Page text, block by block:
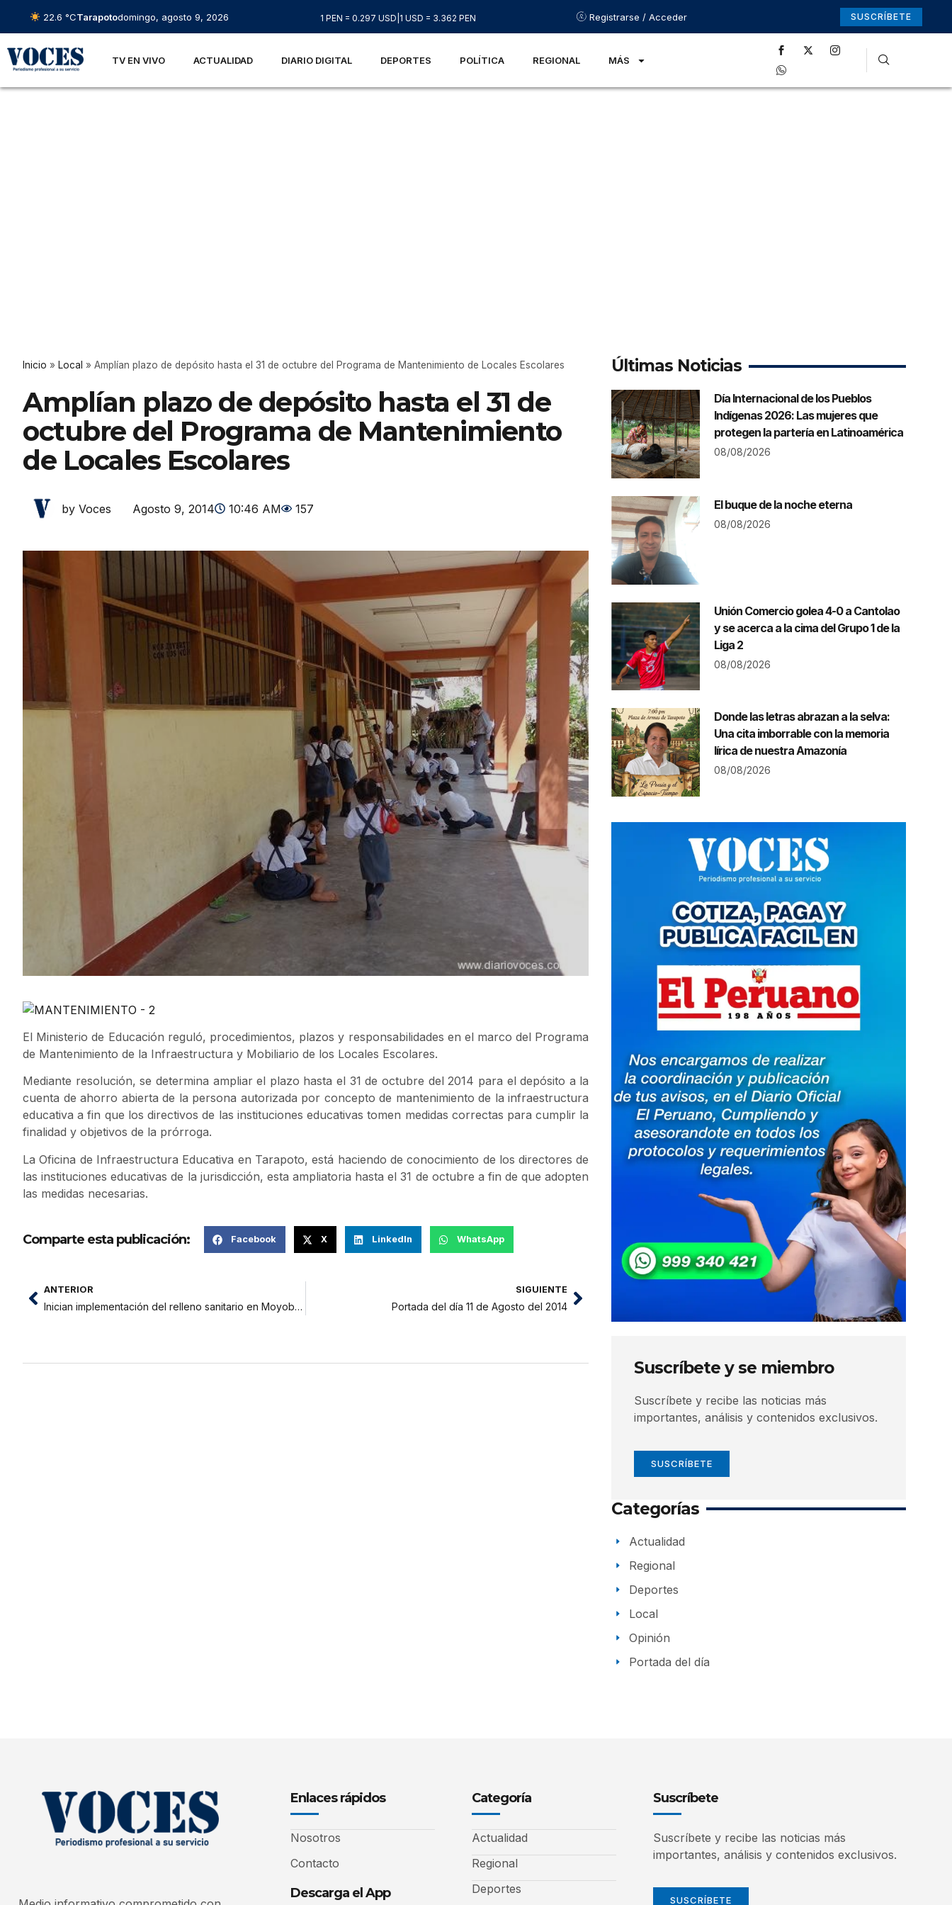
22.6 °CTarapotodomingo, agosto 9, 2026 1 PEN = 0.297 USD 1 USD = 3.362 PEN Registrarse / Acceder SUSCRÍBETE
TV EN VIVO ACTUALIDAD DIARIO DIGITAL DEPORTES POLÍTICA REGIONAL MÁS
Inicio » Local » Amplían plazo de depósito hasta el 31 de octubre del Programa de Mantenimiento de Locales Escolares
Amplían plazo de depósito hasta el 31 de
octubre del Programa de Mantenimiento
de Locales Escolares
by Voces Agosto 9, 2014 10:46 AM 157
El Ministerio de Educación reguló, procedimientos, plazos y responsabilidades en el marco del Programa
de Mantenimiento de la Infraestructura y Mobiliario de los Locales Escolares.
Mediante resolución, se determina ampliar el plazo hasta el 31 de octubre del 2014 para el depósito a la
cuenta de ahorro abierta de la persona autorizada por concepto de mantenimiento de la infraestructura
educativa a fin que los directivos de las instituciones educativas tomen medidas correctas para cumplir la
finalidad y objetivos de la prórroga.
La Oficina de Infraestructura Educativa en Tarapoto, está haciendo de conocimiento de los directores de
las instituciones educativas de la jurisdicción, esta ampliatoria hasta el 31 de octubre a fin de que adopten
las medidas necesarias.
Comparte esta publicación: Facebook X LinkedIn WhatsApp
ANTERIOR
Inician implementación del relleno sanitario en Moyobamba
SIGUIENTE
Portada del día 11 de Agosto del 2014
Últimas Noticias
Día Internacional de los Pueblos
Indígenas 2026: Las mujeres que
protegen la partería en Latinoamérica
08/08/2026
El buque de la noche eterna
08/08/2026
Unión Comercio golea 4-0 a Cantolao
y se acerca a la cima del Grupo 1 de la
Liga 2
08/08/2026
Donde las letras abrazan a la selva:
Una cita imborrable con la memoria
lírica de nuestra Amazonía
08/08/2026
Suscríbete y se miembro
Suscríbete y recibe las noticias más
importantes, análisis y contenidos exclusivos.
SUSCRÍBETE
Categorías
Actualidad
Regional
Deportes
Local
Opinión
Portada del día
Enlaces rápidos
Nosotros
Contacto
Descarga el App
Categoría
Actualidad
Regional
Deportes
Suscríbete
Suscríbete y recibe las noticias más
importantes, análisis y contenidos exclusivos.
SUSCRÍBETE